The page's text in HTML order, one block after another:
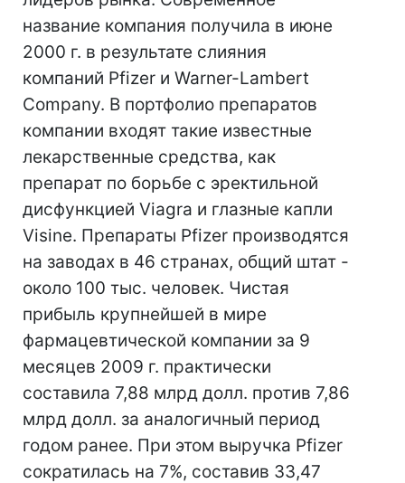
название компания получила в июне
2000 г. в результате слияния
компаний Pfizer и Warner-Lambert
Company. В портфолио препаратов
компании входят такие известные
лекарственные средства, как
препарат по борьбе с эректильной
дисфункцией Viagra и глазные капли
Visine. Препараты Pfizer производятся
на заводах в 46 странах, общий штат -
около 100 тыс. человек. Чистая
прибыль крупнейшей в мире
фармацевтической компании за 9
месяцев 2009 г. практически
составила 7,88 млрд долл. против 7,86
млрд долл. за аналогичный период
годом ранее. При этом выручка Pfizer
сократилась на 7%, составив 33,47